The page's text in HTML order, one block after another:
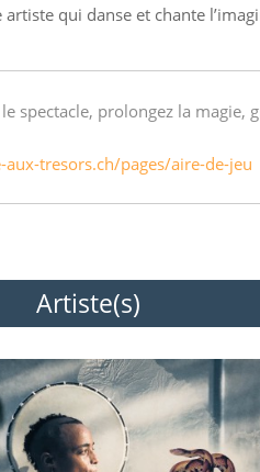
artiste qui danse et chante
spectacle, prolongez la magie,
tresors.ch/pages/aire-de-jeu
Artiste(s)